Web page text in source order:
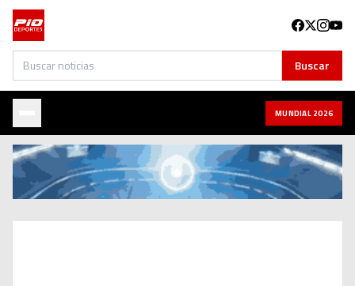
Buscar Buscar
MUNDIAL 2026